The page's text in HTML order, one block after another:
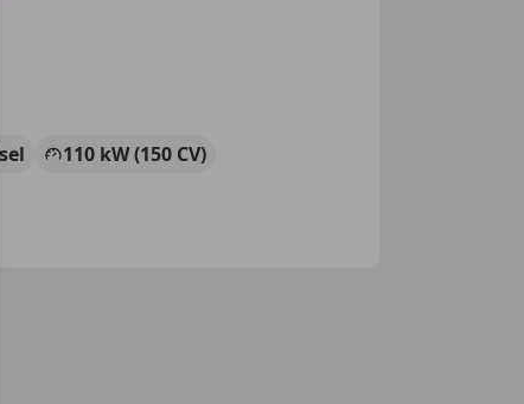
110 kW (150 CV)